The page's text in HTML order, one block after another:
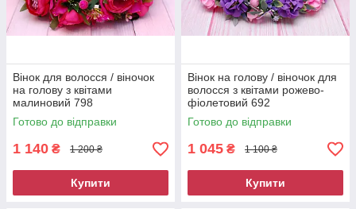
Вінок для волосся / віночок
на голову з квітами
малиновий 798
Готово до відправки
1 140 ₴ 1 200 ₴
Купити
Вінок на голову / віночок для
волосся з квітами рожево-
фіолетовий 692
Готово до відправки
1 045 ₴ 1 100 ₴
Купити